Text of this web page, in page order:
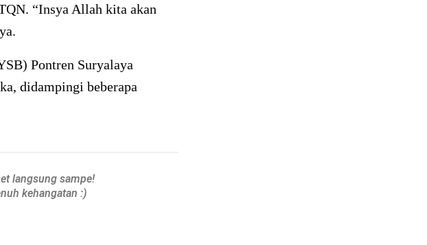
“Insya Allah kita akan
Pontren Suryalaya
didampingi beberapa
langsung sampe!
kehangatan :)